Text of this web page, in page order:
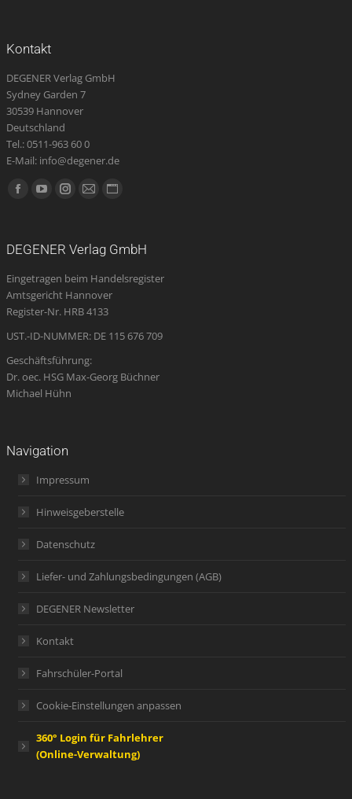
Kontakt
DEGENER Verlag GmbH
Sydney Garden 7
30539 Hannover
Deutschland
Tel.: 0511-963 60 0
E-Mail: info@degener.de
Finden Sie uns auf:
Facebook
in
new
window
YouTube
in
new
window
Instagram
in
new
window
E-
opens
in
new
window
Website
in
new
DEGENER Verlag GmbH
Eingetragen beim Handelsregister
Amtsgericht Hannover
Register-Nr. HRB 4133
UST.-ID-NUMMER: DE 115 676 709
Geschäftsführung:
Dr. oec. HSG Max-Georg Büchner
Michael Hühn
Navigation
Impressum
Hinweisgeberstelle
Datenschutz
Liefer- und Zahlungsbedingungen (AGB)
DEGENER Newsletter
Kontakt
Fahrschüler-Portal
Cookie-Einstellungen anpassen
360° Login für Fahrlehrer
(Online-Verwaltung)